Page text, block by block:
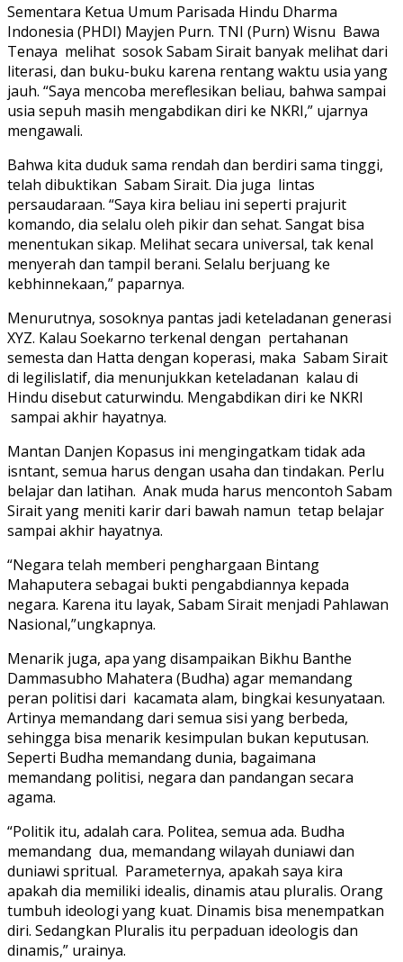
Sementara Ketua Umum Parisada Hindu Dharma
Indonesia (PHDI) Mayjen Purn. TNI (Purn) Wisnu Bawa
Tenaya melihat sosok Sabam Sirait banyak melihat dari
literasi, dan buku-buku karena rentang waktu usia yang
jauh. “Saya mencoba mereflesikan beliau, bahwa sampai
usia sepuh masih mengabdikan diri ke NKRI,” ujarnya
mengawali.
Bahwa kita duduk sama rendah dan berdiri sama tinggi,
telah dibuktikan Sabam Sirait. Dia juga lintas
persaudaraan. “Saya kira beliau ini seperti prajurit
komando, dia selalu oleh pikir dan sehat. Sangat bisa
menentukan sikap. Melihat secara universal, tak kenal
menyerah dan tampil berani. Selalu berjuang ke
kebhinnekaan,” paparnya.
Menurutnya, sosoknya pantas jadi keteladanan generasi
XYZ. Kalau Soekarno terkenal dengan pertahanan
semesta dan Hatta dengan koperasi, maka Sabam Sirait
di legilislatif, dia menunjukkan keteladanan kalau di
Hindu disebut caturwindu. Mengabdikan diri ke NKRI
sampai akhir hayatnya.
Mantan Danjen Kopasus ini mengingatkam tidak ada
isntant, semua harus dengan usaha dan tindakan. Perlu
belajar dan latihan. Anak muda harus mencontoh Sabam
Sirait yang meniti karir dari bawah namun tetap belajar
sampai akhir hayatnya.
“Negara telah memberi penghargaan Bintang
Mahaputera sebagai bukti pengabdiannya kepada
negara. Karena itu layak, Sabam Sirait menjadi Pahlawan
Nasional,”ungkapnya.
Menarik juga, apa yang disampaikan Bikhu Banthe
Dammasubho Mahatera (Budha) agar memandang
peran politisi dari kacamata alam, bingkai kesunyataan.
Artinya memandang dari semua sisi yang berbeda,
sehingga bisa menarik kesimpulan bukan keputusan.
Seperti Budha memandang dunia, bagaimana
memandang politisi, negara dan pandangan secara
agama.
“Politik itu, adalah cara. Politea, semua ada. Budha
memandang dua, memandang wilayah duniawi dan
duniawi spritual. Parameternya, apakah saya kira
apakah dia memiliki idealis, dinamis atau pluralis. Orang
tumbuh ideologi yang kuat. Dinamis bisa menempatkan
diri. Sedangkan Pluralis itu perpaduan ideologis dan
dinamis,” urainya.